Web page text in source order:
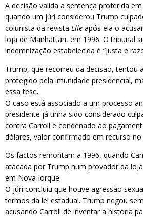
A decisão valida a sentença proferida
quando um júri considerou Trump
colunista da revista Elle após ela o
loja de Manhattan, em 1996. O tribunal
indemnização estabelecida é “justa e
Trump, que recorreu da decisão, tentou
protegido pela imunidade presidencial,
essa tese.
O caso está associado a um processo
presidente já tinha sido considerado
contra Carroll e condenado ao
dólares, valor confirmado em recurso no
Os factos remontam a 1996, quando
atacada por Trump num provador da
em Nova Iorque.
O júri concluiu que houve agressão
termos da lei estadual. Trump negou
acusando Carroll de inventar a história